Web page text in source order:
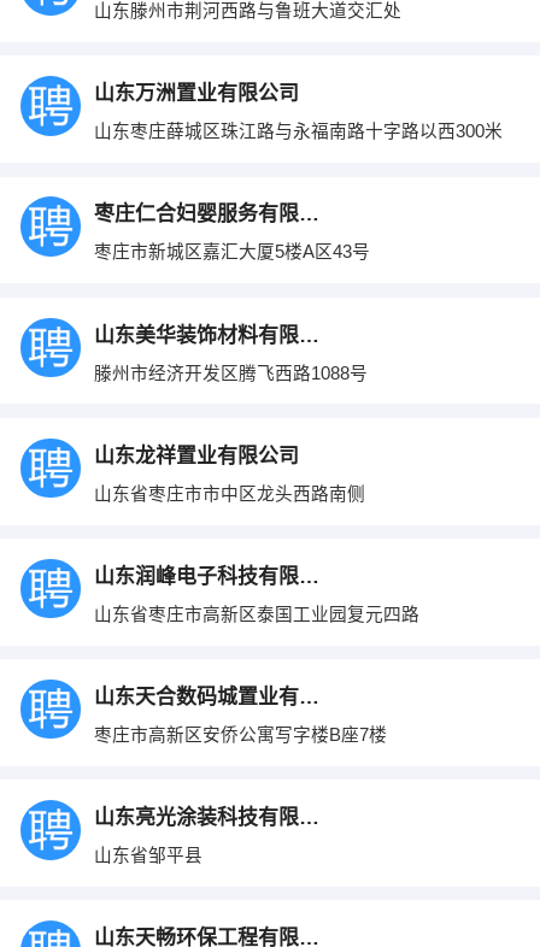
山东滕州市荆河西路与鲁班大道交汇处
山东万洲置业有限公司
山东枣庄薛城区珠江路与永福南路十字路以西300米
枣庄仁合妇婴服务有限公司
枣庄市新城区嘉汇大厦5楼A区43号
山东美华装饰材料有限公司
滕州市经济开发区腾飞西路1088号
山东龙祥置业有限公司
山东省枣庄市市中区龙头西路南侧
山东润峰电子科技有限公司
山东省枣庄市高新区泰国工业园复元四路
山东天合数码城置业有限公司
枣庄市高新区安侨公寓写字楼B座7楼
山东亮光涂装科技有限公司
山东省邹平县
山东天畅环保工程有限公司